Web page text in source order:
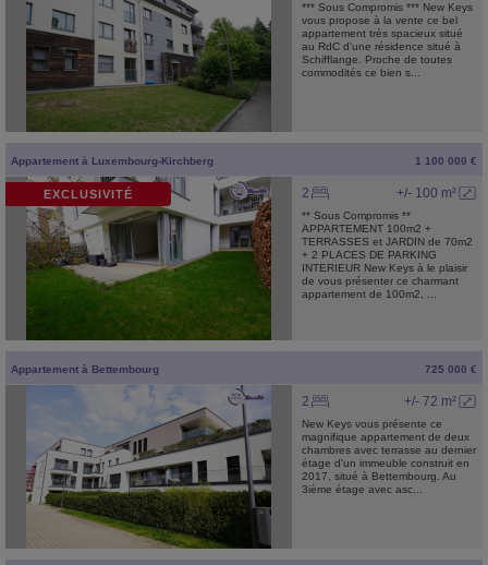
*** Sous Compromis *** New Keys
vous propose à la vente ce bel
appartement très spacieux situé
au RdC d'une résidence situé à
Schifflange. Proche de toutes
commodités ce bien s...
Appartement à Luxembourg-Kirchberg 1 100 000 €
EXCLUSIVITÉ +/- 100 m²
2
** Sous Compromis **
APPARTEMENT 100m2 +
TERRASSES et JARDIN de 70m2
+ 2 PLACES DE PARKING
INTERIEUR New Keys à le plaisir
de vous présenter ce charmant
appartement de 100m2, ...
Appartement à Bettembourg 725 000 €
+/- 72 m²
2
New Keys vous présente ce
magnifique appartement de deux
chambres avec terrasse au dernier
étage d'un immeuble construit en
2017, situé à Bettembourg. Au
3ième étage avec asc...